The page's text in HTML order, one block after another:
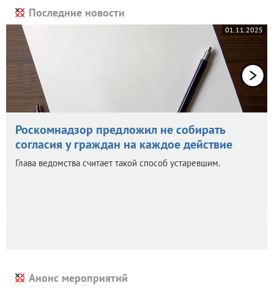
Последние новости
01.11.2025
Роскомнадзор предложил не собирать
согласия у граждан на каждое действие
Глава ведомства считает такой способ устаревшим.
Анонс мероприятий